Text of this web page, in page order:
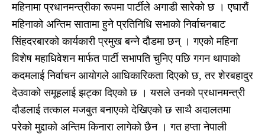
महिनामा प्रधानमन्त्रीका रूपमा पार्टीले अगाडी सारेको छ । एघारौं
महिनाको अन्तिम सातामा हुने प्रतिनिधि सभाको निर्वाचनबाट
सिंहदरबारको कार्यकारी प्रमुख बन्ने दौडमा छन् । गएको महिना
विशेष महाधिवेशन मार्फत पार्टी सभापति चुनिए पछि गगन थापाको
कदमलाई निर्वाचन आयोगले आधिकारिकता दिएको छ, तर शेरबहादुर
देउवाको समूहलाई झट्का दिएको छ । यसले उनको प्रधानमन्त्री
दौडलाई तत्काल मजबुत बनाएको देखिएको छ साथै अदालतमा
परेको मुद्दाको अन्तिम किनारा लागेको छैन । गत हप्ता नेपाली